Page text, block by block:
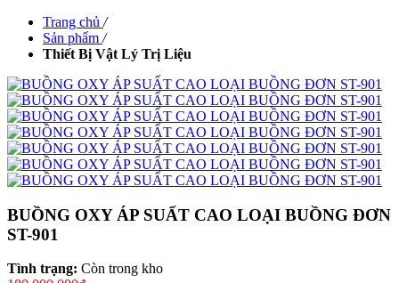
Trang chủ /
Sản phẩm /
Thiết Bị Vật Lý Trị Liệu
BUỒNG OXY ÁP SUẤT CAO LOẠI BUỒNG ĐƠN
ST-901
Tình trạng: Còn trong kho